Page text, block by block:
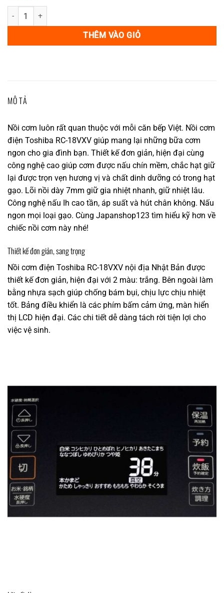
Nồi cơm điện Toshiba RC-18VXV nội địa Nhật Bản (màu trắng) số
THÊM VÀO GIỎ
MÔ TẢ
Nồi cơm luôn rất quan thuộc với mỗi căn bếp Việt. Nồi cơm
điện Toshiba RC-18VXV giúp mang lại những bữa cơm
ngon cho gia đình bạn. Thiết kế đơn giản, hiện đại cùng
công nghệ cao giúp cơm được nấu chín mềm, chắc hạt giữ
lại được trọn vẹn hương vị và chất dinh dưỡng có trong hạt
gạo. Lõi nồi dày 7mm giữ gia nhiệt nhanh, giữ nhiệt lâu.
Công nghệ nấu Ih cao tần, áp suất và hút chân không. Nấu
ngon mọi loại gạo. Cùng Japanshop123 tìm hiểu kỹ hơn về
chiếc nồi cơm này nhé!
Thiết kế đơn giản, sang trọng
Nồi cơm điện Toshiba RC-18VXV nội địa Nhật Bản được
thiết kế đơn giản, hiện đại với 2 màu: trắng. Bên ngoài làm
bằng nhựa sạch giúp chống bám bụi, chịu lực chịu nhiệt
tốt. Bảng điều khiển là các phím bấm cảm ứng, màn hiển
thị LCD hiện đại. Các chi tiết dễ dàng tách rời tiện lợi cho
việc vệ sinh.